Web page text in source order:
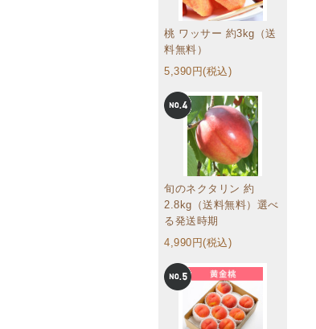
桃 ワッサー 約3kg（送
料無料）
5,390円(税込)
旬のネクタリン 約
2.8kg（送料無料）選べ
る発送時期
4,990円(税込)